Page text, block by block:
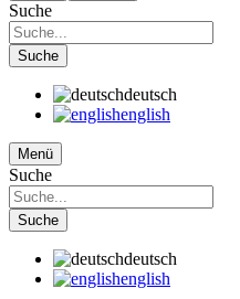
Suche
Suche
deutsch
english
Menü
Suche
Suche
deutsch
english